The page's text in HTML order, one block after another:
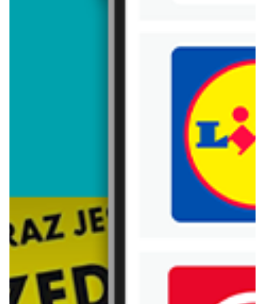
Trafiłeś na nieaktualną gazetkę
Zobacz aktualne gazetki Blix!